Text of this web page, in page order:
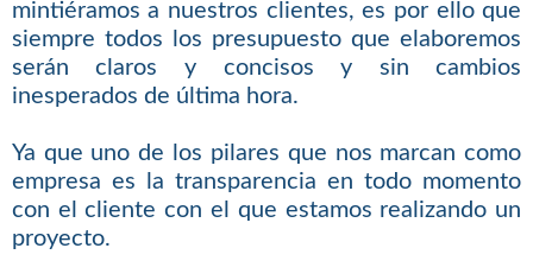
mintiéramos a nuestros clientes, es por ello que
siempre todos los presupuesto que elaboremos
serán claros y concisos y sin cambios
inesperados de última hora.
Ya que uno de los pilares que nos marcan como
empresa es la transparencia en todo momento
con el cliente con el que estamos realizando un
proyecto.